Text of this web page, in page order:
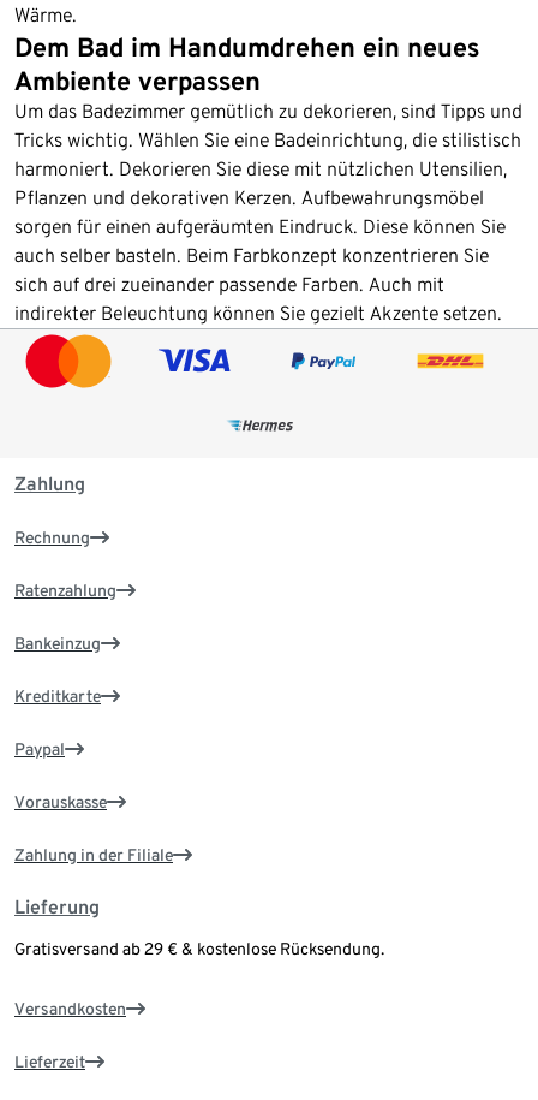
Wärme.
Dem Bad im Handumdrehen ein neues
Ambiente verpassen
Um das Badezimmer gemütlich zu dekorieren, sind Tipps und
Tricks wichtig. Wählen Sie eine Badeinrichtung, die stilistisch
harmoniert. Dekorieren Sie diese mit nützlichen Utensilien,
Pflanzen und dekorativen Kerzen. Aufbewahrungsmöbel
sorgen für einen aufgeräumten Eindruck. Diese können Sie
auch selber basteln. Beim Farbkonzept konzentrieren Sie
sich auf drei zueinander passende Farben. Auch mit
indirekter Beleuchtung können Sie gezielt Akzente setzen.
Zahlung
Rechnung
Ratenzahlung
Bankeinzug
Kreditkarte
Paypal
Vorauskasse
Zahlung in der Filiale
Lieferung
Gratisversand ab 29 € & kostenlose Rücksendung.
Versandkosten
Lieferzeit